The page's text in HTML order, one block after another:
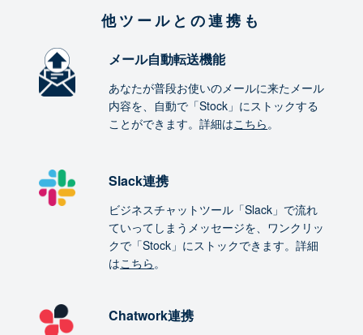
他ツールとの連携も
メール自動転送機能
あなたが普段お使いのメールに来たメール
内容を、自動で「Stock」にストックする
ことができます。詳細はこちら。
Slack連携
ビジネスチャットツール「Slack」で流れ
ていってしまうメッセージを、ワンクリッ
クで「Stock」にストックできます。詳細
はこちら。
Chatwork連携